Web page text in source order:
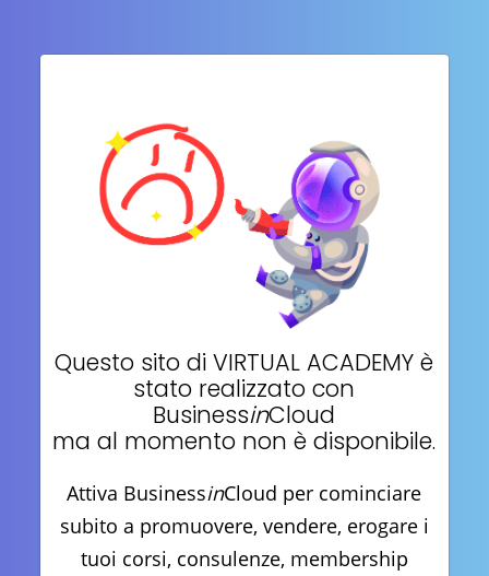
Questo sito diVIRTUAL ACADEMY è
stato realizzato con
BusinessinCloud
ma al momento non è disponibile.
Attiva BusinessinCloud per cominciare
subito a promuovere, vendere, erogare i
tuoi corsi, consulenze, membership